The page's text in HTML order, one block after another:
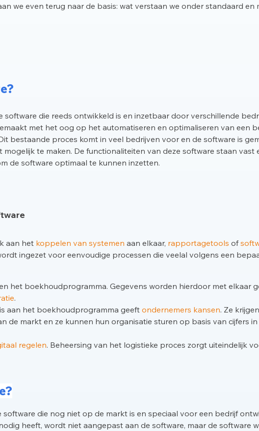
we even terug naar de basis: wat verstaan we onder standaard en
die reeds ontwikkeld is en inzetbaar door verschillende
met het oog op het automatiseren en optimaliseren van een
bestaande proces komt in veel bedrijven voor en de software is
te maken. De functionaliteiten van deze software staan vast
de software optimaal te kunnen inzetten.
aan het koppelen van systemen aan elkaar, rapportagetools of
ingezet voor eenvoudige processen die veelal volgens een
het boekhoudprogramma. Gegevens worden hierdoor met elkaar
.
aan het boekhoudprogramma geeft ondernemers kansen. Ze
de markt en ze kunnen hun organisatie sturen op basis van cijfers
regelen. Beheersing van het logistieke proces zorgt uiteindelijk
software die nog niet op de markt is en speciaal voor een bedrijf
heeft, wordt niet aangepast aan de software, maar de software